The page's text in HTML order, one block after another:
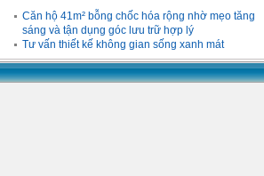
Căn hộ 41m² bỗng chốc hóa rộng nhờ mẹo tăng
sáng và tận dụng góc lưu trữ hợp lý
Tư vấn thiết kế không gian sống xanh mát